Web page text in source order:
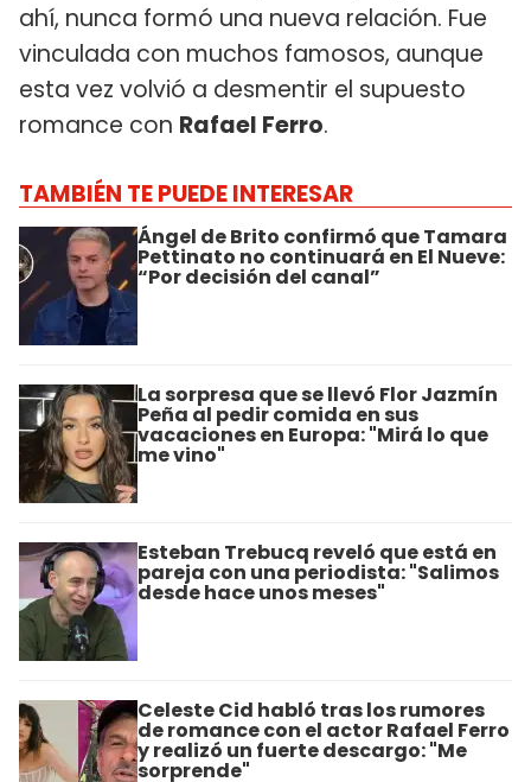
ahí, nunca formó una nueva relación. Fue
vinculada con muchos famosos, aunque
esta vez volvió a desmentir el supuesto
romance con Rafael Ferro.
TAMBIÉN TE PUEDE INTERESAR
Ángel de Brito confirmó que Tamara
Pettinato no continuará en El Nueve:
“Por decisión del canal”
La sorpresa que se llevó Flor Jazmín
Peña al pedir comida en sus
vacaciones en Europa: "Mirá lo que
me vino"
Esteban Trebucq reveló que está en
pareja con una periodista: "Salimos
desde hace unos meses"
Celeste Cid habló tras los rumores
de romance con el actor Rafael Ferro
y realizó un fuerte descargo: "Me
sorprende"